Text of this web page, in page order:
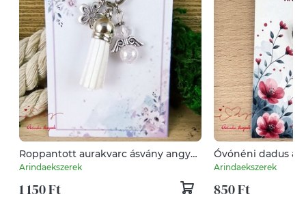
Roppantott aurakvarc ásvány angyal
fehér bojttal virággal kulcstartó
Arindaekszerek
1 150 Ft
Óvónéni dadus
sötétké angyal
medállal szív
Arindaekszerek
850 Ft